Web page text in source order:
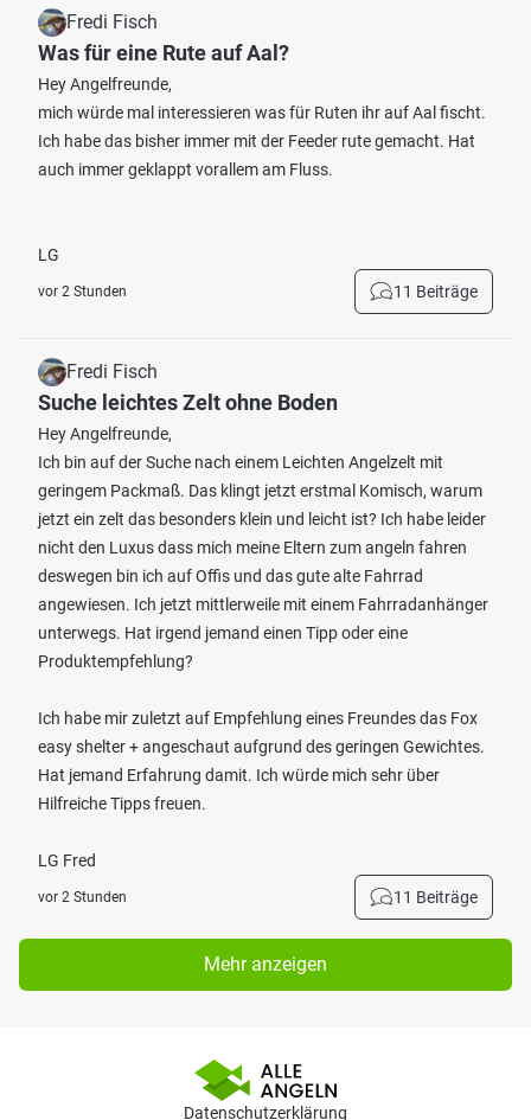
Fredi Fisch
Was für eine Rute auf Aal?
Hey Angelfreunde,
mich würde mal interessieren was für Ruten ihr auf Aal fischt.
Ich habe das bisher immer mit der Feeder rute gemacht. Hat
auch immer geklappt vorallem am Fluss.
LG
vor 2 Stunden 11 Beiträge
Fredi Fisch
Suche leichtes Zelt ohne Boden
Hey Angelfreunde,
Ich bin auf der Suche nach einem Leichten Angelzelt mit
geringem Packmaß. Das klingt jetzt erstmal Komisch, warum
jetzt ein zelt das besonders klein und leicht ist? Ich habe leider
nicht den Luxus dass mich meine Eltern zum angeln fahren
deswegen bin ich auf Offis und das gute alte Fahrrad
angewiesen. Ich jetzt mittlerweile mit einem Fahrradanhänger
unterwegs. Hat irgend jemand einen Tipp oder eine
Produktempfehlung?
Ich habe mir zuletzt auf Empfehlung eines Freundes das Fox
easy shelter + angeschaut aufgrund des geringen Gewichtes.
Hat jemand Erfahrung damit. Ich würde mich sehr über
Hilfreiche Tipps freuen.
LG Fred
vor 2 Stunden 11 Beiträge
Mehr anzeigen
Datenschutzerklärung